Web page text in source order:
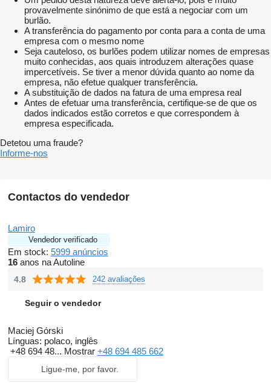
provavelmente sinónimo de que está a negociar com um
burlão.
A transferência do pagamento por conta para a conta de uma
empresa com o mesmo nome
Seja cauteloso, os burlões podem utilizar nomes de empresas
muito conhecidas, aos quais introduzem alterações quase
impercetíveis. Se tiver a menor dúvida quanto ao nome da
empresa, não efetue qualquer transferência.
A substituição de dados na fatura de uma empresa real
Antes de efetuar uma transferência, certifique-se de que os
dados indicados estão corretos e que correspondem à
empresa especificada.
Detetou uma fraude?
Informe-nos
Contactos do vendedor
Lamiro
Vendedor verificado
Em stock: 5999 anúncios
16 anos na Autoline
4.8 242 avaliações
Seguir o vendedor
Maciej Górski
Línguas: polaco, inglês
+48 694 48... Mostrar +48 694 485 662
Ligue-me, por favor.